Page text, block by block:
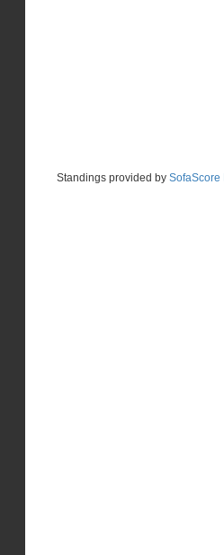
Standings provided bySofaScore